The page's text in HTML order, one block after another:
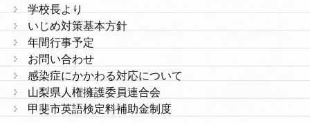
学校長より
いじめ対策基本方針
年間行事予定
お問い合わせ
感染症にかかわる対応について
山梨県人権擁護委員連合会
甲斐市英語検定料補助金制度